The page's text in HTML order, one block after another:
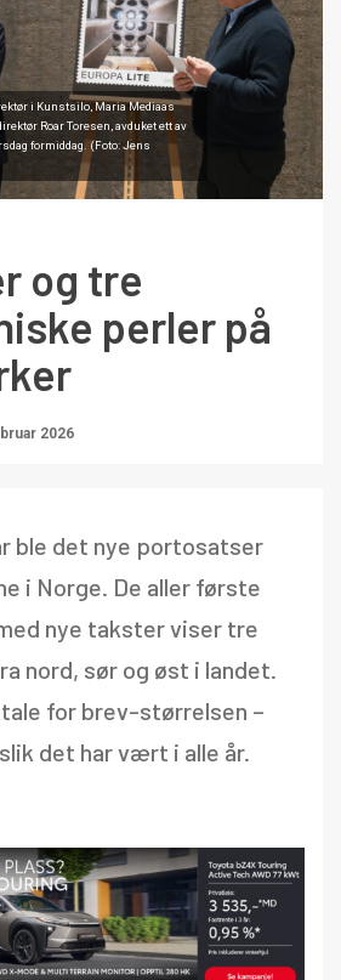
i Kunstsilo, Maria Mediaas
Roar Toresen, avduket ett av
formiddag. (Foto: Jens
og tre
perler på
2026
ble det nye portosatser
i Norge. De aller første
nye takster viser tre
nord, sør og øst i landet.
for brev-størrelsen –
det har vært i alle år.